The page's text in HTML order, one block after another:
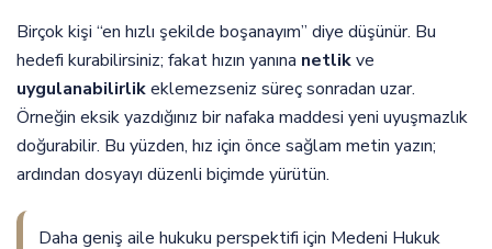
Birçok kişi “en hızlı şekilde boşanayım” diye düşünür. Bu
hedefi kurabilirsiniz; fakat hızın yanına netlikve
uygulanabilirlikeklemezseniz süreç sonradan uzar.
Örneğin eksik yazdığınız bir nafaka maddesi yeni uyuşmazlık
doğurabilir. Bu yüzden, hız için önce sağlam metin yazın;
ardından dosyayı düzenli biçimde yürütün.
Daha geniş aile hukuku perspektifi için Medeni Hukuk